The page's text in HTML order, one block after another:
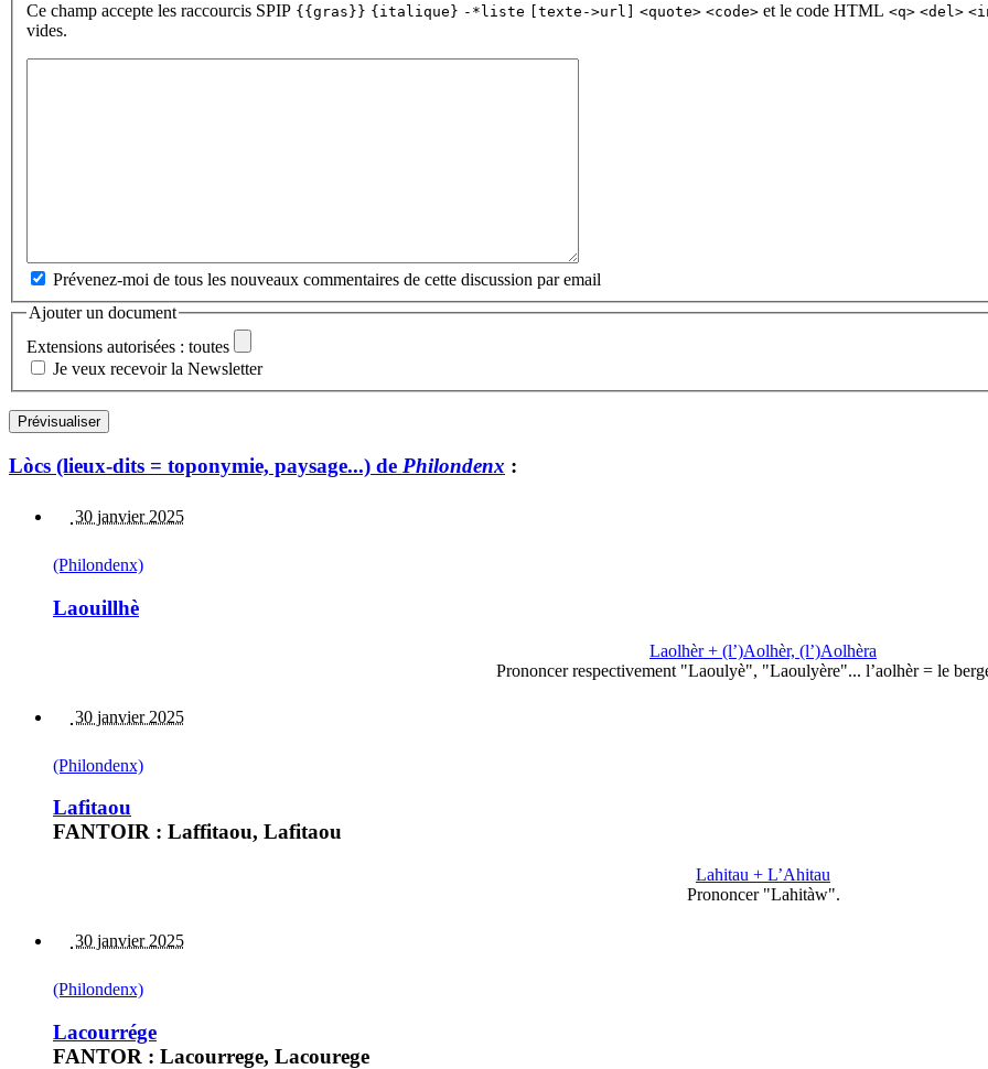
Ce champ accepte les raccourcis SPIP {{gras}} {italique} -*liste [texte->url] <quote> <code> et le code HTML <q> <del>
vides.
Prévenez-moi de tous les nouveaux commentaires de cette discussion par email
Ajouter un document
Extensions autorisées : toutes
Je veux recevoir la Newsletter
Lòcs (lieux-dits = toponymie, paysage...) de Philondenx :
30 janvier 2025
(Philondenx)
Laouillhè
Laolhèr + (l’)Aolhèr, (l’)Aolhèra
Prononcer respectivement "Laoulyè", "Laoulyère"... l’aolhèr = le
30 janvier 2025
(Philondenx)
Lafitaou
FANTOIR : Laffitaou, Lafitaou
Lahitau + L’Ahitau
Prononcer "Lahitàw".
30 janvier 2025
(Philondenx)
Lacourrége
FANTOR : Lacourrege, Lacourege